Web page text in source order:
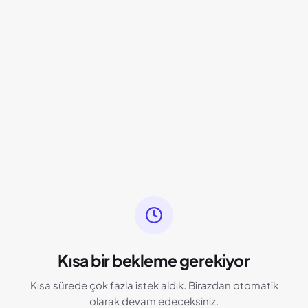
Kısa bir bekleme gerekiyor
Kısa sürede çok fazla istek aldık. Birazdan otomatik
olarak devam edeceksiniz.